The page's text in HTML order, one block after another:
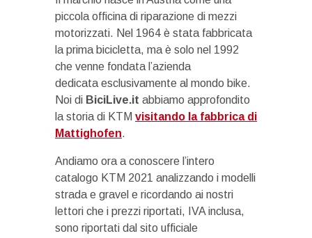
piccola officina di riparazione di mezzi
motorizzati. Nel 1964 è stata fabbricata
la prima bicicletta, ma è solo nel 1992
che venne fondata l’azienda
dedicata esclusivamente al mondo bike.
Noi di BiciLive.it abbiamo approfondito
la storia di KTM visitando la fabbrica di
Mattighofen.
Andiamo ora a conoscere l’intero
catalogo KTM 2021 analizzando i modelli
strada e gravel e ricordando ai nostri
lettori che i prezzi riportati, IVA inclusa,
sono riportati dal sito ufficiale